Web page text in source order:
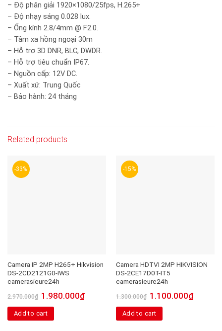
– Độ phân giải 1920×1080/25fps, H.265+
– Độ nhạy sáng 0.028 lux.
– Ống kính 2.8/4mm @ F2.0.
– Tầm xa hồng ngoại 30m
– Hỗ trợ 3D DNR, BLC, DWDR.
– Hỗ trợ tiêu chuẩn IP67.
– Nguồn cấp: 12V DC.
– Xuất xứ: Trung Quốc
– Bảo hành: 24 tháng
Related products
-33%
Camera IP 2MP H265+ Hikvision
DS-2CD2121G0-IWS
camerasieure24h
2.970.000₫ 1.980.000₫
Add to cart
-15%
Camera HDTVI 2MP HIKVISION
DS-2CE17D0T-IT5
camerasieure24h
1.300.000₫ 1.100.000₫
Add to cart